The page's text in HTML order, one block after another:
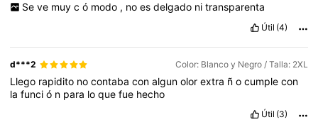
Se ve muy c ó modo , no es delgado ni transparenta
Útil (4)
d***2 Color: Blanco y Negro / Talla: 2XL
Llego rapidito nocontabaconalgunolorextra ñocumplecon
lafunció n para loquefue hecho
Útil (3)